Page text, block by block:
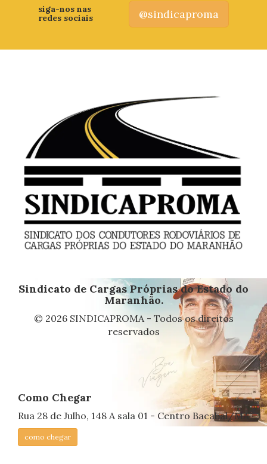
siga-nos nas
redes sociais
@sindicaproma
Sindicato de Cargas Próprias do Estado do
Maranhão.
© 2026 SINDICAPROMA - Todos os direitos
reservados
Como Chegar
Rua 28 de Julho, 148 A sala 01 - Centro Bacabal/MA
como chegar